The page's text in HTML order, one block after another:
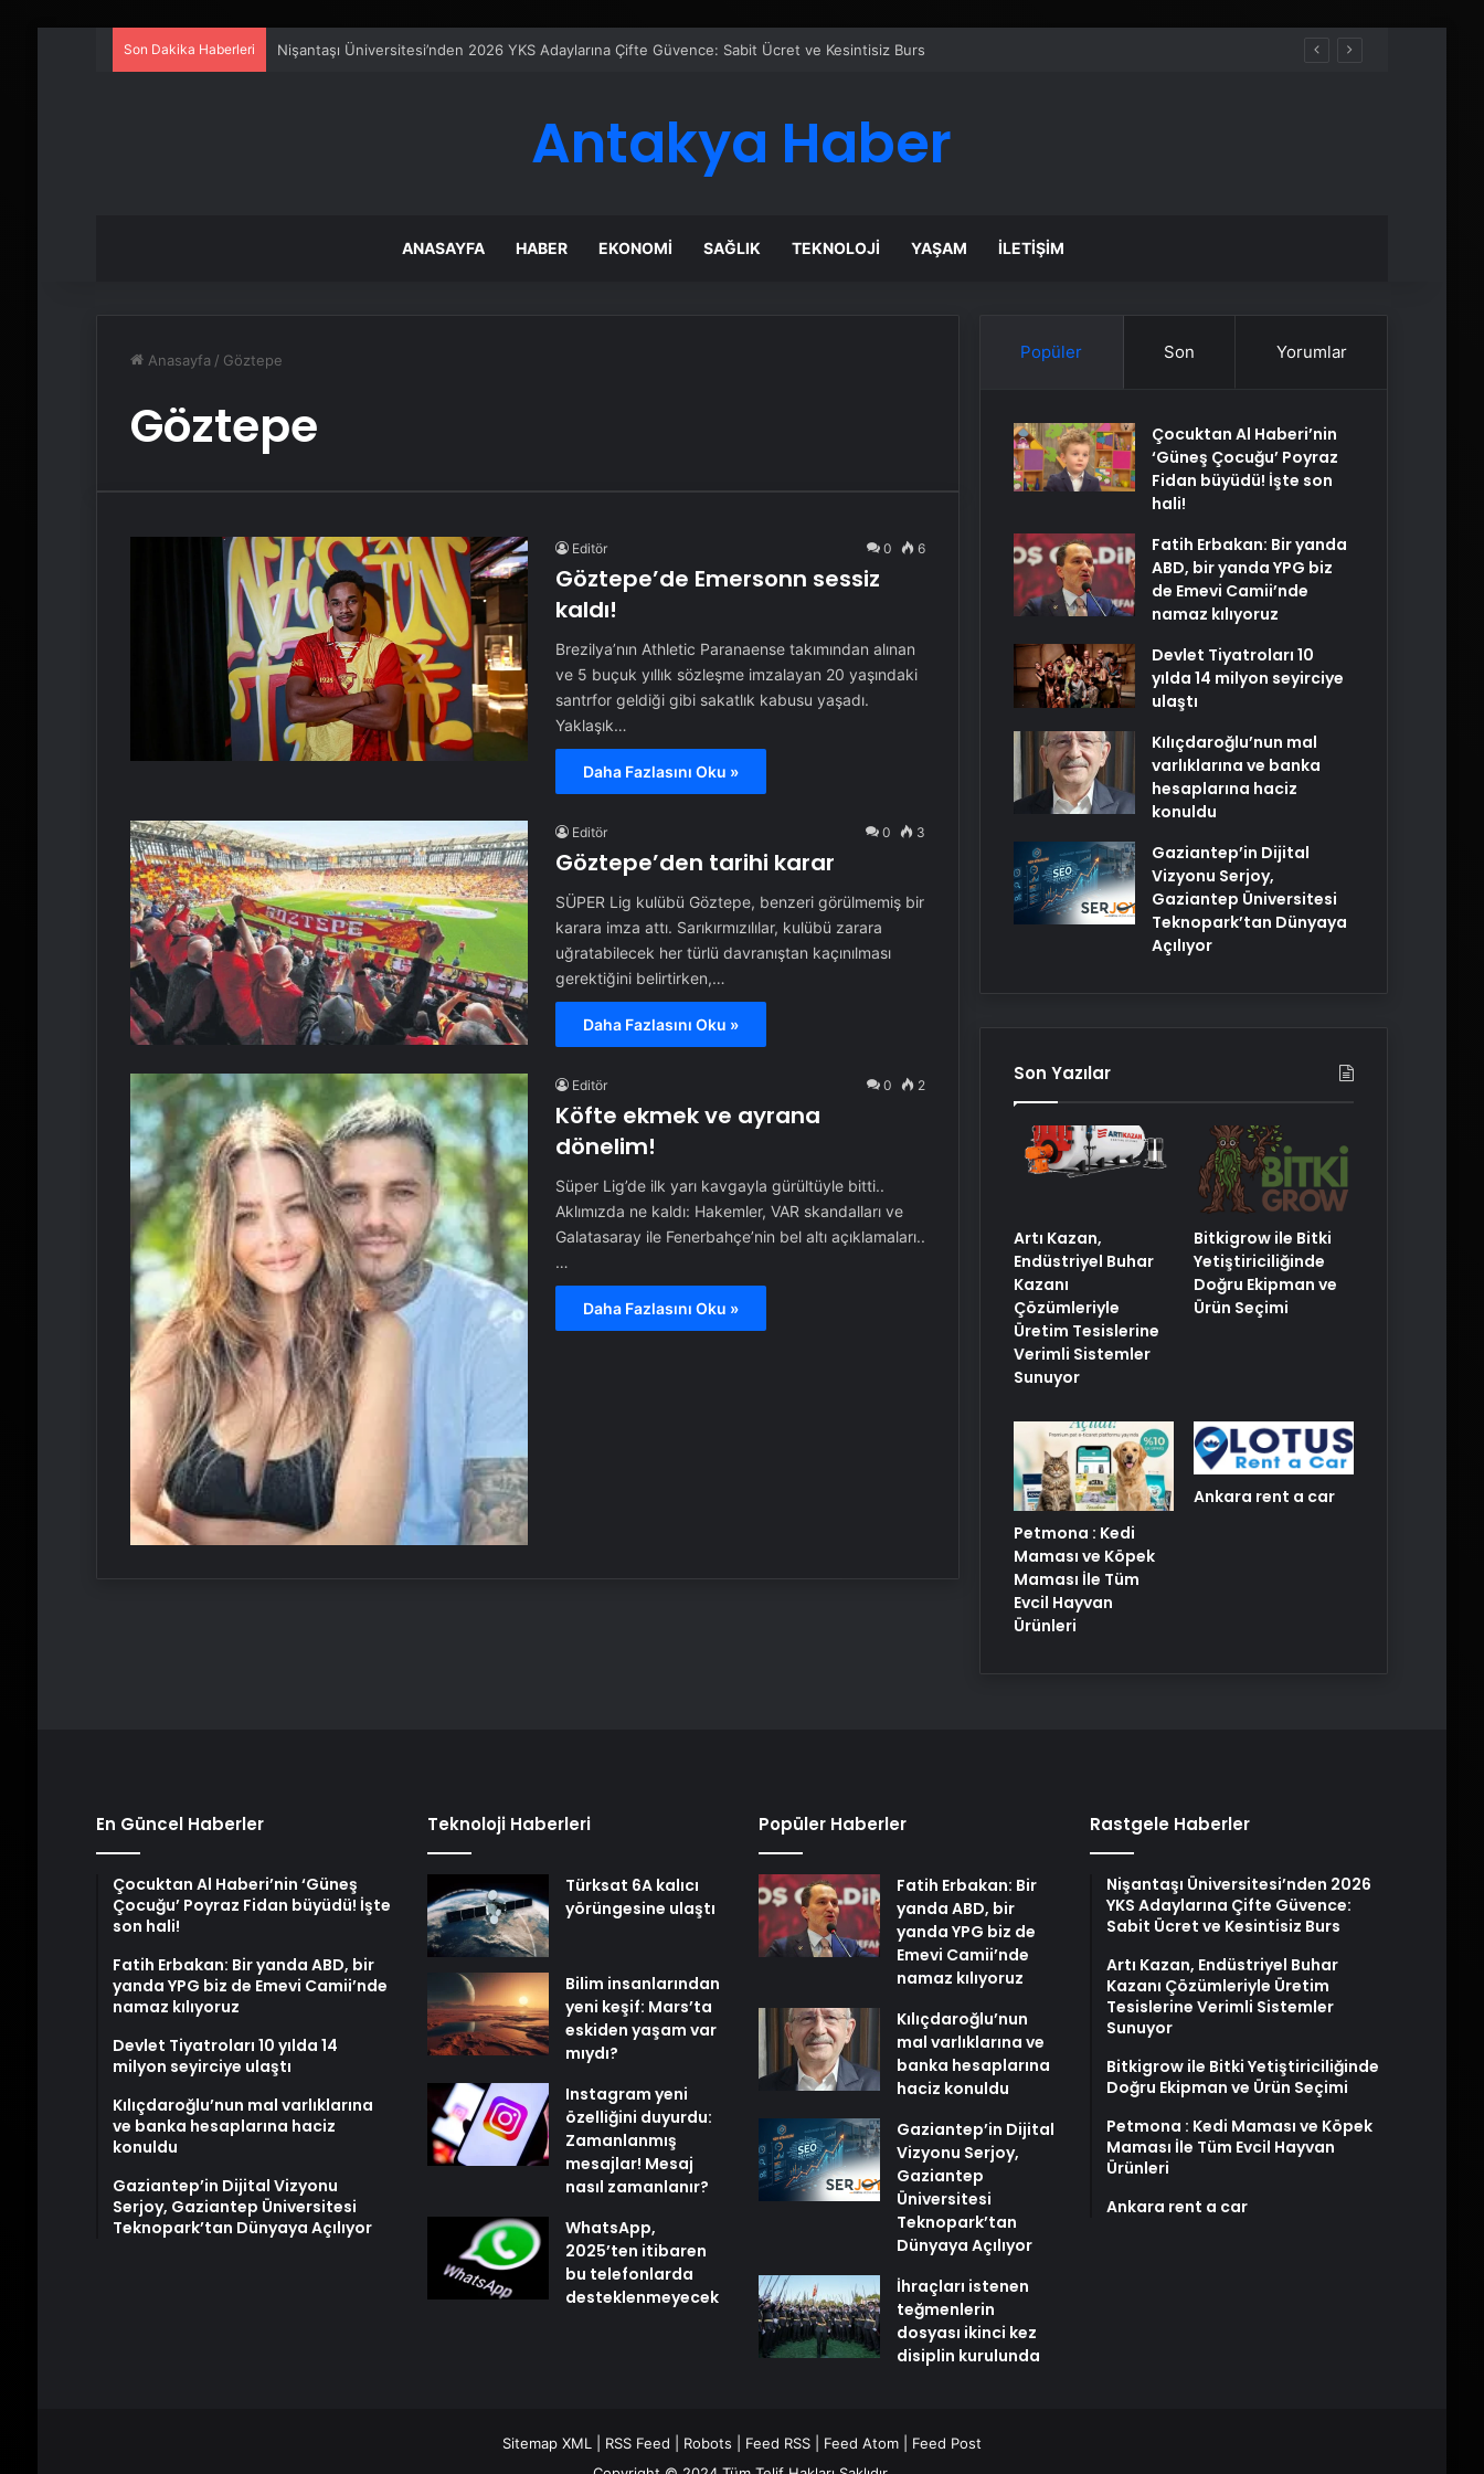
Son Dakika Haberleri Nişantaşı Üniversitesi’nden 2026 YKS Adaylarına Çifte Güvence: Sabit Ücret ve Kesintisiz Burs
Antakya Haber
ANASAYFA HABER EKONOMI SAĞLIK TEKNOLOJI YAŞAM İLETIŞIM
Anasayfa / Göztepe
Göztepe
Editör 0 6
Göztepe’de Emersonn sessiz
kaldı!
Brezilya’nın Athletic Paranaense takımından alınan
ve 5 buçuk yıllık sözleşme imzalayan 20 yaşındaki
santrfor geldiği gibi sakatlık kabusu yaşadı.
Yaklaşık…
Daha Fazlasını Oku »
Editör 0 3
Göztepe’den tarihi karar
SÜPER Lig kulübü Göztepe, benzeri görülmemiş bir
karara imza attı. Sarıkırmızılılar, kulübü zarara
uğratabilecek her türlü davranıştan kaçınılması
gerektiğini belirtirken,…
Daha Fazlasını Oku »
Editör 0 2
Köfte ekmek ve ayrana
dönelim!
Süper Lig’de ilk yarı kavgayla gürültüyle bitti..
Aklımızda ne kaldı: Hakemler, VAR skandalları ve
Galatasaray ile Fenerbahçe’nin bel altı açıklamaları..
…
Daha Fazlasını Oku »
Popüler Son Yorumlar
Çocuktan Al Haberi’nin
‘Güneş Çocuğu’ Poyraz
Fidan büyüdü! İşte son
hali!
Fatih Erbakan: Bir yanda
ABD, bir yanda YPG biz
de Emevi Camii’nde
namaz kılıyoruz
Devlet Tiyatroları 10
yılda 14 milyon seyirciye
ulaştı
Kılıçdaroğlu’nun mal
varlıklarına ve banka
hesaplarına haciz
konuldu
Gaziantep’in Dijital
Vizyonu Serjoy,
Gaziantep Üniversitesi
Teknopark’tan Dünyaya
Açılıyor
Son Yazılar
Artı Kazan,
Endüstriyel Buhar
Kazanı
Çözümleriyle
Üretim Tesislerine
Verimli Sistemler
Sunuyor
Bitkigrow ile Bitki
Yetiştiriciliğinde
Doğru Ekipman ve
Ürün Seçimi
Petmona : Kedi
Maması ve Köpek
Maması İle Tüm
Evcil Hayvan
Ürünleri
Ankara rent a car
En Güncel Haberler
Çocuktan Al Haberi’nin ‘Güneş
Çocuğu’ Poyraz Fidan büyüdü! İşte
son hali!
Fatih Erbakan: Bir yanda ABD, bir
yanda YPG biz de Emevi Camii’nde
namaz kılıyoruz
Devlet Tiyatroları 10 yılda 14
milyon seyirciye ulaştı
Kılıçdaroğlu’nun mal varlıklarına
ve banka hesaplarına haciz
konuldu
Gaziantep’in Dijital Vizyonu
Serjoy, Gaziantep Üniversitesi
Teknopark’tan Dünyaya Açılıyor
Teknoloji Haberleri
Türksat 6A kalıcı
yörüngesine ulaştı
Bilim insanlarından
yeni keşif: Mars’ta
eskiden yaşam var
mıydı?
Instagram yeni
özelliğini duyurdu:
Zamanlanmış
mesajlar! Mesaj
nasıl zamanlanır?
WhatsApp,
2025’ten itibaren
bu telefonlarda
desteklenmeyecek
Popüler Haberler
Fatih Erbakan: Bir
yanda ABD, bir
yanda YPG biz de
Emevi Camii’nde
namaz kılıyoruz
Kılıçdaroğlu’nun
mal varlıklarına ve
banka hesaplarına
haciz konuldu
Gaziantep’in Dijital
Vizyonu Serjoy,
Gaziantep
Üniversitesi
Teknopark’tan
Dünyaya Açılıyor
İhraçları istenen
teğmenlerin
dosyası ikinci kez
disiplin kurulunda
Rastgele Haberler
Nişantaşı Üniversitesi’nden 2026
YKS Adaylarına Çifte Güvence:
Sabit Ücret ve Kesintisiz Burs
Artı Kazan, Endüstriyel Buhar
Kazanı Çözümleriyle Üretim
Tesislerine Verimli Sistemler
Sunuyor
Bitkigrow ile Bitki Yetiştiriciliğinde
Doğru Ekipman ve Ürün Seçimi
Petmona : Kedi Maması ve Köpek
Maması İle Tüm Evcil Hayvan
Ürünleri
Ankara rent a car
Sitemap XML| RSS Feed Robots Feed RSS| Feed Atom| Feed Post